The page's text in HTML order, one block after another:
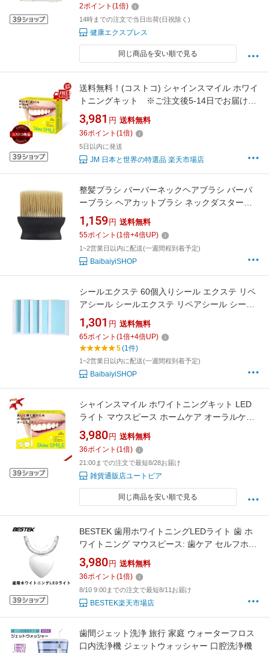
2ポイント (1倍)
14時までの注文で当日出荷(日祝除く)
健康エクスプレス
同じ商品を安い順で見る
送料無料！(コストコ) シャインスマイル ホワイ
トニングキット ※ご注文後5-14日でお届けし
ます
3,981 円 送料無料
36ポイント (1倍)
5日以内に発送
JM 日本と世界の特選品 楽天市場店
整髪ブラシ バーバーネックヘアブラシ バーバ
ーブラシ ヘアカットブラシ ネックダスターブ
ラシ フェイスヘアブラシ ヘアスイープブラシ
1,159 円 送料無料
55ポイント (1倍+4倍UP)
1~2営業日以内に配送(一週間程到着予定)
BaibaiyiSHOP
シールエクステ 60個入りシール エクステ リペ
アシール シールエクステ リペアシール シール
エクステ エクステ シール エクステ シール リペ
ア シール エクステ エクステ テープ ウィッグ用
両面テープ カツラテープ 強力両面テープ エク
1,301 円 送料無料
65ポイント (1倍+4倍UP)
5(1件)
1~2営業日以内に配送(一週間程到着予定)
BaibaiyiSHOP
シャインスマイル ホワイトニングキット LED
ライト マウスピース ホームケア オーラルケア
ブラッシング併用
3,980 円 送料無料
36ポイント (1倍)
21:00までの注文で最短8/28お届け
雑貨通販店ユートピア
同じ商品を安い順で見る
BESTEK 歯用ホワイトニングLEDライト 歯 ホ
ワイトニング マウスピース: 歯ケア セルフホワ
イトニング 一般医療機器 本体のみ(ジェル別売)
ハート型 32灯 BTMYY01
3,980 円 送料無料
36ポイント (1倍)
8/10 9:00までの注文で最短8/11お届け
BESTEK楽天市場店
歯間ジェット洗浄 旅行 家庭 ウォーターフロス
口内洗浄機 ジェットウォッシャー 口腔洗浄機